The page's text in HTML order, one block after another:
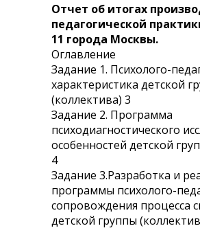
Отчет об итогах
педагогической
11 города Москвы.
Оглавление
Задание 1. Психолого-
характеристика детской
(коллектива) 3
Задание 2. Программа
психодиагностического
особенностей детской
4
Задание 3.Разработка и
программы психолого-
сопровождения процесса
детской группы